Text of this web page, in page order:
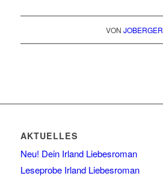
VONJOBERGER
AKTUELLES
Neu! Dein Irland Liebesroman
Leseprobe Irland Liebesroman